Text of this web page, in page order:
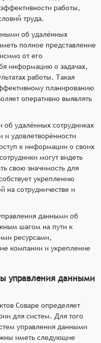
работы,
труда.
об удалённых
полное представление
от его
информацию о задачах,
работы. Такая
планированию
оперативно выявлять
удалённых сотрудниках
удовлетворённости
к информации о своих
могут видеть
свою значимость для
укреплению
на сотрудничестве и
данными об
шагом на пути к
ресурсами,
компании и укрепление
управления данными
Соваре определяет
для систем. Для того
управления данными
иметь следующие